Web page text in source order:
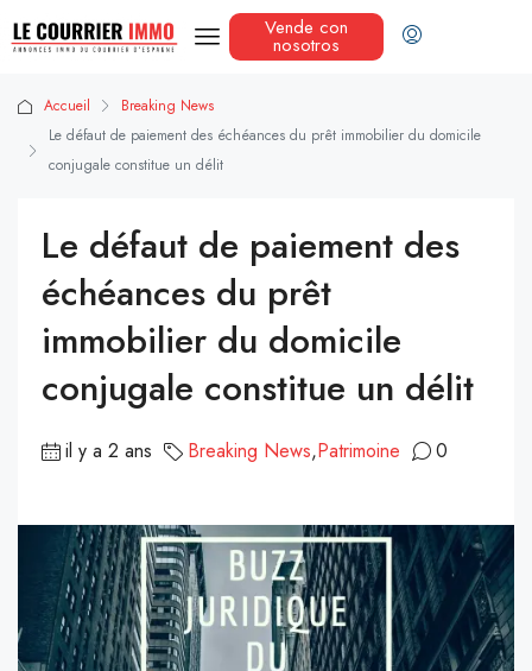
Vende con
nosotros
Accueil
Breaking News
Le défaut de paiement des échéances du prêt immobilier du domicile
conjugale constitue un délit
Le défaut de paiement des
échéances du prêt
immobilier du domicile
conjugale constitue un délit
il y a 2 ans Breaking News,Patrimoine 0